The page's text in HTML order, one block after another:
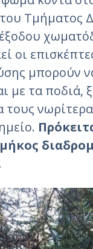
Τμήματος
οι
μπορούν
με τα ποδιά,
τους